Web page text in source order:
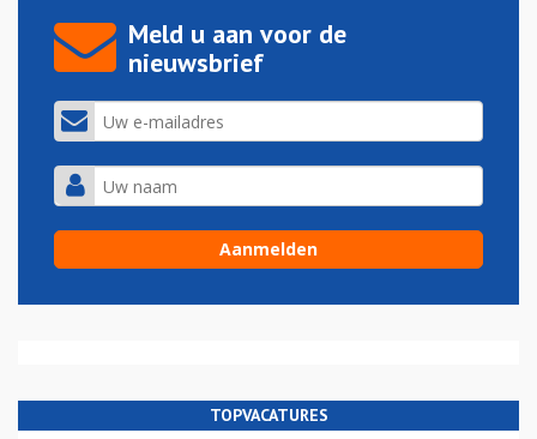
Meld u aan voor de
nieuwsbrief
TOPVACATURES